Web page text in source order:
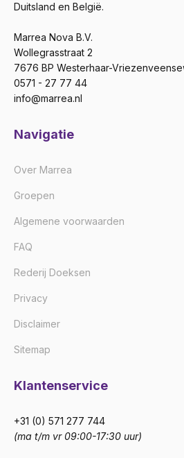
Duitsland en België.
Marrea Nova B.V.
Wollegrasstraat 2
7676 BP Westerhaar-
0571 - 27 77 44
info@marrea.nl
Navigatie
Over Marrea
Groepen
Algemene voorwaarden
FAQ
Rederij Doeksen
Privacy
Disclaimer
Sitemap
Klantenservice
+31 (0) 571 277 744
(ma t/m vr 09:00-17:30 uur)